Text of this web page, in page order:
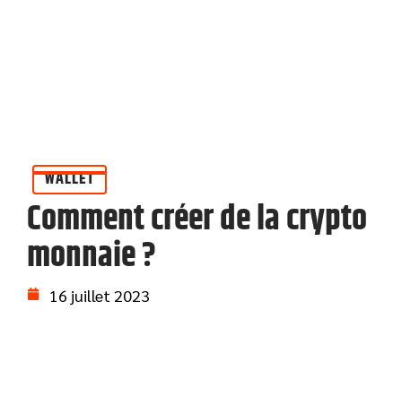
WALLET
Comment créer de la crypto
monnaie ?
16 juillet 2023